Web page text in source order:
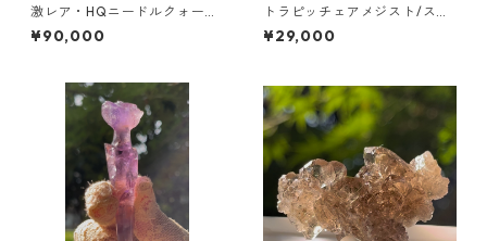
激レア・HQニードルクォーツ
ゴールデンオーラ /イタリア
Aosta Valley
¥90,000
トラピッチェアメジスト/スラ
イス ブラジル/アマゾン
¥29,000